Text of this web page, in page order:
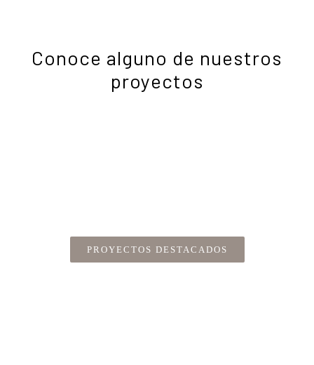
Conoce alguno de nuestros
proyectos
PROYECTOS DESTACADOS